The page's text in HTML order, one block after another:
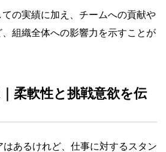
の実績に加え、チームへの貢献や
組織全体への影響力を示すことが
柔軟性と挑戦意欲を伝
あるけれど、仕事に対するスタン